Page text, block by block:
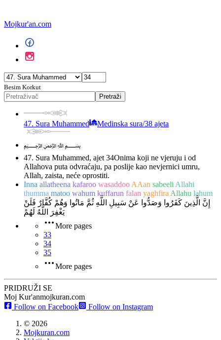
Mojkur'an.com
Besim Korkut
Pretraži
47. Sura Muhammed Medinska sura/38 ajeta
﷽
47. Sura Muhammed, ajet 34Onima koji ne vjeruju i od
Allahova puta odvraćaju, pa poslije kao nevjernici umru,
Allah, zaista, neće oprostiti.
Inna allatheena kafaroo wasaddoo AAan sabeeli Allahi
thumma matoo wahum kuffarun falan yaghfira Allahu lahum
إِنَّ الَّذِينَ كَفَرُوا وَصَدُّوا عَنْ سَبِيلِ اللَّهِ ثُمَّ مَاتُوا وَهُمْ كُفَّارٌ فَلَنْ
يَغْفِرَ اللَّهُ لَهُمْ
More pages
33
34
35
More pages
PRIDRUŽI SE
Moj Kur'anmojkuran.com
Follow on Facebook
Follow on Instagram
© 2026
Mojkuran.com